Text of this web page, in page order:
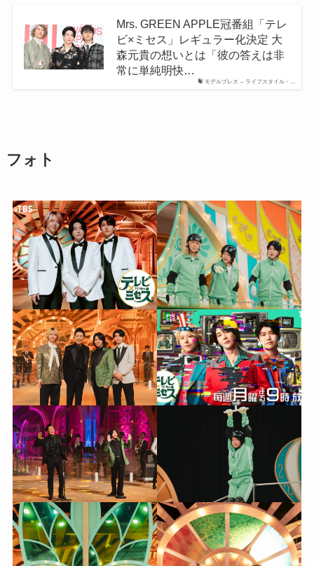
モデルプレス – ライフスタイル・…
Mrs. GREEN APPLE冠番組「テレ
ビ×ミセス」レギュラー化決定 大
森元貴の想いとは「彼の答えは非
常に単純明快…
フォト